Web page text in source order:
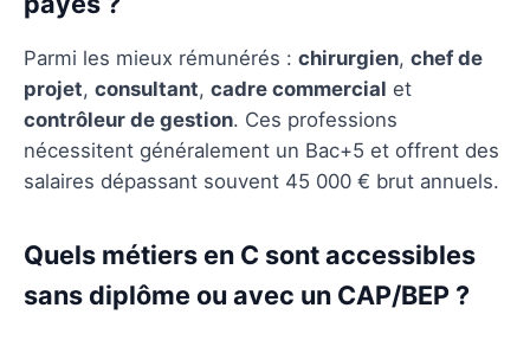
Parmi les mieux rémunérés : chirurgien, chef de
projet, consultant, cadre commercial et
contrôleur de gestion. Ces professions
nécessitent généralement un Bac+5 et offrent des
salaires dépassant souvent 45 000 € brut annuels.
Quels métiers en C sont accessibles
sans diplôme ou avec un CAP/BEP ?